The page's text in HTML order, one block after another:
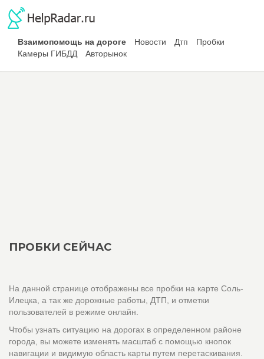
Взаимопомощь на дороге Новости Дтп
Пробки
Камеры ГИБДД
Авторынок
ПРОБКИ СЕЙЧАС
На данной странице отображены все пробки на карте Соль-
Илецка, а так же дорожные работы, ДТП, и отметки
пользователей в режиме онлайн.
Чтобы узнать ситуацию на дорогах в определенном районе
города, вы можете изменять масштаб с помощью кнопок
навигации и видимую область карты путем перетаскивания.